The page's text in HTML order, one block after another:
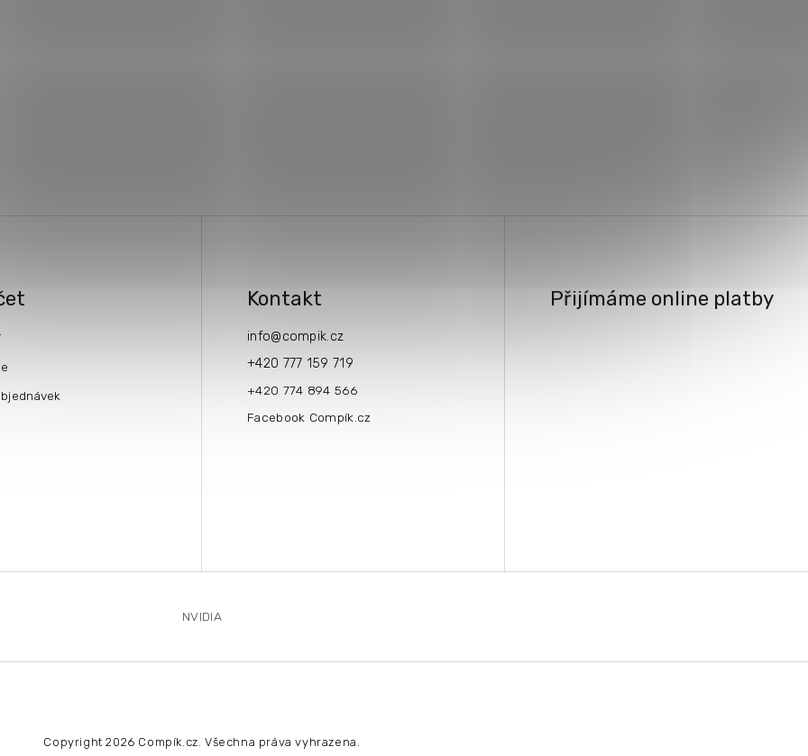
Kontakt
info@compik.cz
+420 777 159 719
+420 774 894 566
Facebook Compík.cz
Přijímáme online platby
NVIDIA
Copyright 2026 Compík.cz. Všechna práva vyhrazena.